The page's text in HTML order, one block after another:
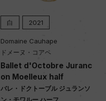
白 2021
Domaine Cauhape
ドメーヌ・コアペ
Ballet d'Octobre Juranc
on Moelleux half
バレ・ドクトーブル ジュランソ
ン・モワルー ハーフ